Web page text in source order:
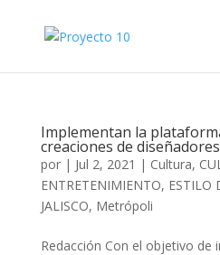
Implementan la
creaciones de
por | Jul 2, 2021 | Cultura,
ENTRETENIMIENTO, ESTILO
JALISCO, Metrópoli
Redacción Con el objetivo de